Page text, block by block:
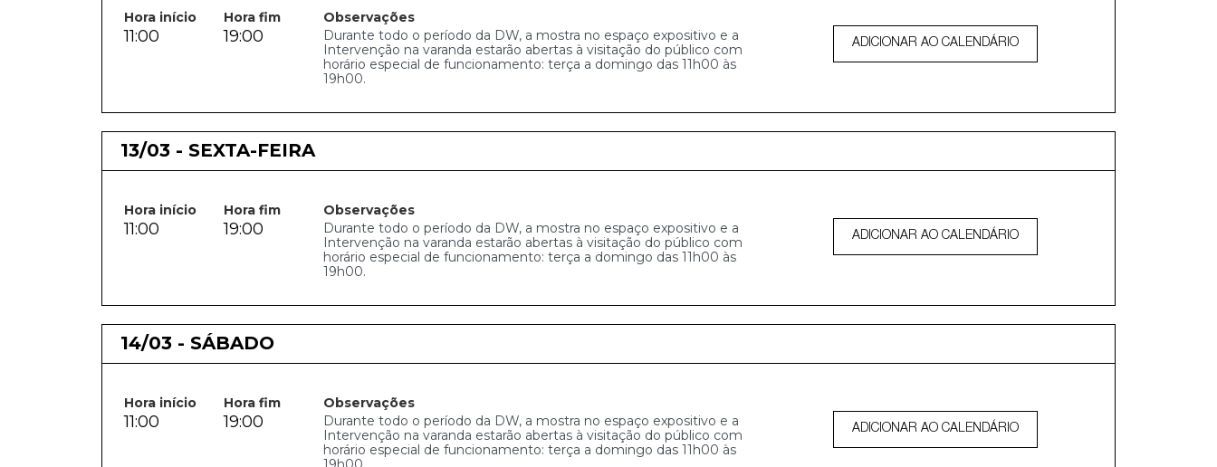
Hora início Hora fim Observações
11:00 19:00
Durante todo o período da DW, a mostra no espaço expositivo e a
Intervenção na varanda estarão abertas à visitação do público com
horário especial de funcionamento: terça a domingo das 11h00 às
19h00.
ADICIONAR AO CALENDÁRIO
13/03 - SEXTA-FEIRA
Hora início Hora fim Observações
11:00 19:00
Durante todo o período da DW, a mostra no espaço expositivo e a
Intervenção na varanda estarão abertas à visitação do público com
horário especial de funcionamento: terça a domingo das 11h00 às
19h00.
ADICIONAR AO CALENDÁRIO
14/03 - SÁBADO
Hora início Hora fim Observações
11:00 19:00
Durante todo o período da DW, a mostra no espaço expositivo e a
Intervenção na varanda estarão abertas à visitação do público com
horário especial de funcionamento: terça a domingo das 11h00 às
ADICIONAR AO CALENDÁRIO